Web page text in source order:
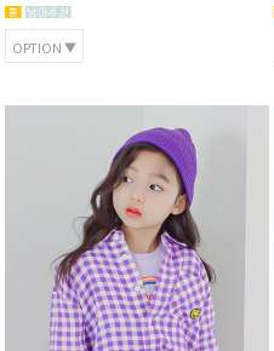
OPTION